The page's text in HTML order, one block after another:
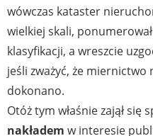
wówczas kataster
wielkiej skali,
klasyfikacji, a wreszcie
jeśli zważyć, że
dokonano.
Otóż tym właśnie zajął się
nakładem w interesie